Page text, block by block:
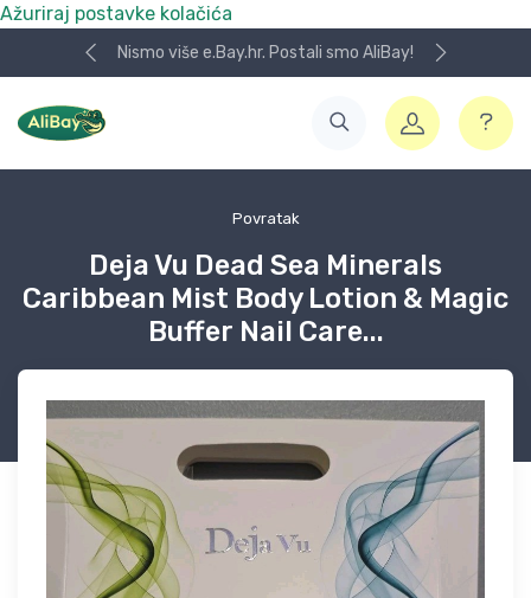
Ažuriraj postavke kolačića
Nismo više e.Bay.hr. Postali smo AliBay!
Povratak
Deja Vu Dead Sea Minerals
Caribbean Mist Body Lotion & Magic
Buffer Nail Care...